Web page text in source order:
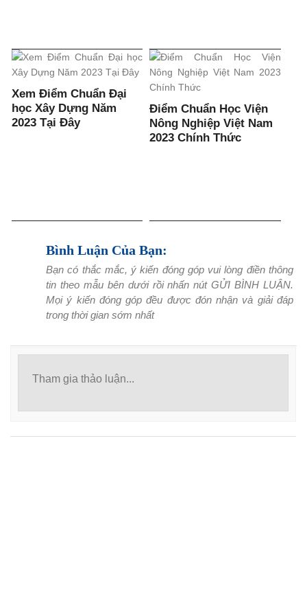
Xem Điểm Chuẩn Đại
học Xây Dựng Năm
2023 Tại Đây
Điểm Chuẩn Học Viện
Nông Nghiệp Việt Nam
2023 Chính Thức
Bình Luận Của Bạn:
Bạn có thắc mắc, ý kiến đóng góp vui lòng điền thông
tin theo mẫu bên dưới rồi nhấn nút GỬI BÌNH LUẬN.
Mọi ý kiến đóng góp đều được đón nhận và giải đáp
trong thời gian sớm nhất